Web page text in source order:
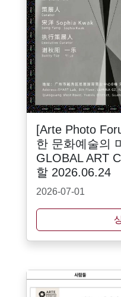
[Arte Photo
한 문화예술의
GLOBAL ART
할 2026.06.24
2026-07-01